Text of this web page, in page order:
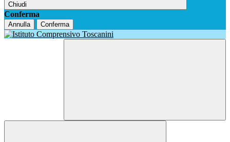
Chiudi
Conferma
Annulla Conferma